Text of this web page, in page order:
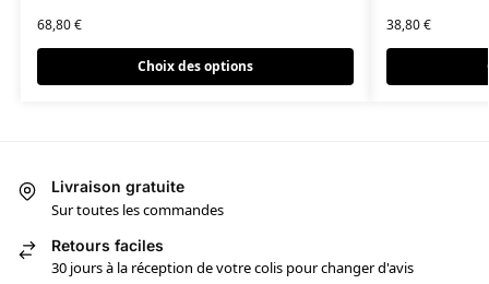
68,80€
Choix des options
38,80€
Livraison gratuite
Sur toutes les commandes
Retours faciles
30 jours à la réception de votre colis pour changer d'avis